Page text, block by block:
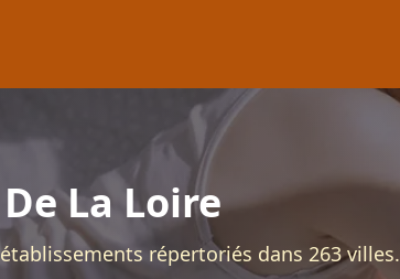
La Loire
répertoriés dans 263 villes.